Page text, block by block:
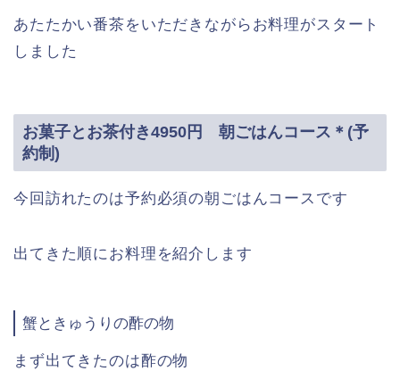
あたたかい番茶をいただきながらお料理がスタート
しました
お菓子とお茶付き4950円 朝ごはんコース＊(予
約制)
今回訪れたのは予約必須の朝ごはんコースです
出てきた順にお料理を紹介します
蟹ときゅうりの酢の物
まず出てきたのは酢の物